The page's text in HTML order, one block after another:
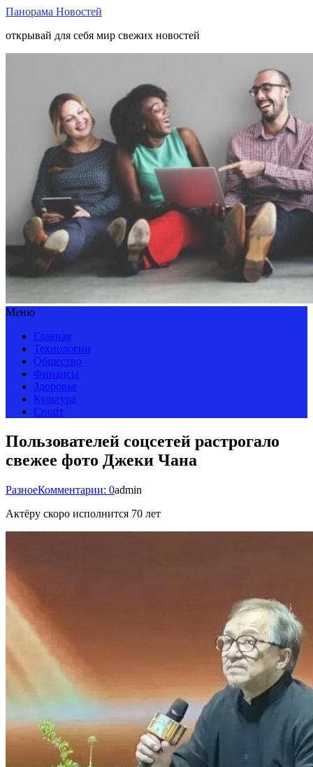
Панорама Новостей
открывай для себя мир свежих новостей
Меню
Главная
Технологии
Общество
Финансы
Здоровье
Культура
Спорт
Пользователей соцсетей растрогало
свежее фото Джеки Чана
РазноеКомментарии: 0admin
Актёру скоро исполнится 70 лет